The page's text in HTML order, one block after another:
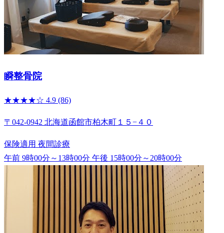
瞬整骨院
★★★★☆ 4.9 (86)
〒042-0942 北海道函館市柏木町１５−４０
保険適用 夜間診療
午前 9時00分～13時00分 午後 15時00分～20時00分